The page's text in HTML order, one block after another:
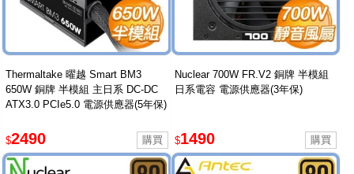
Thermaltake 曜越 Smart BM3
650W 銅牌 半模組 主日系 DC-DC
ATX3.0 PCIe5.0 電源供應器(5年保)
$2490
Nuclear 700W FR.V2 銅牌 半模組
日系電容 電源供應器(3年保)
$1490